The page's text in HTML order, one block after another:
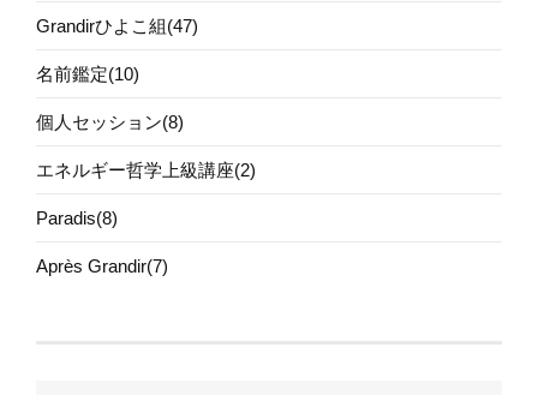
Grandirひよこ組(47)
名前鑑定(10)
個人セッション(8)
エネルギー哲学上級講座(2)
Paradis(8)
Après Grandir(7)